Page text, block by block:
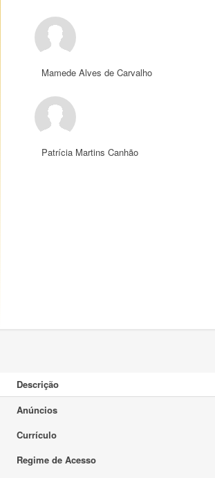
Mamede Alves de Carvalho
Patrícia Martins Canhão
Descrição
Anúncios
Currículo
Regime de Acesso